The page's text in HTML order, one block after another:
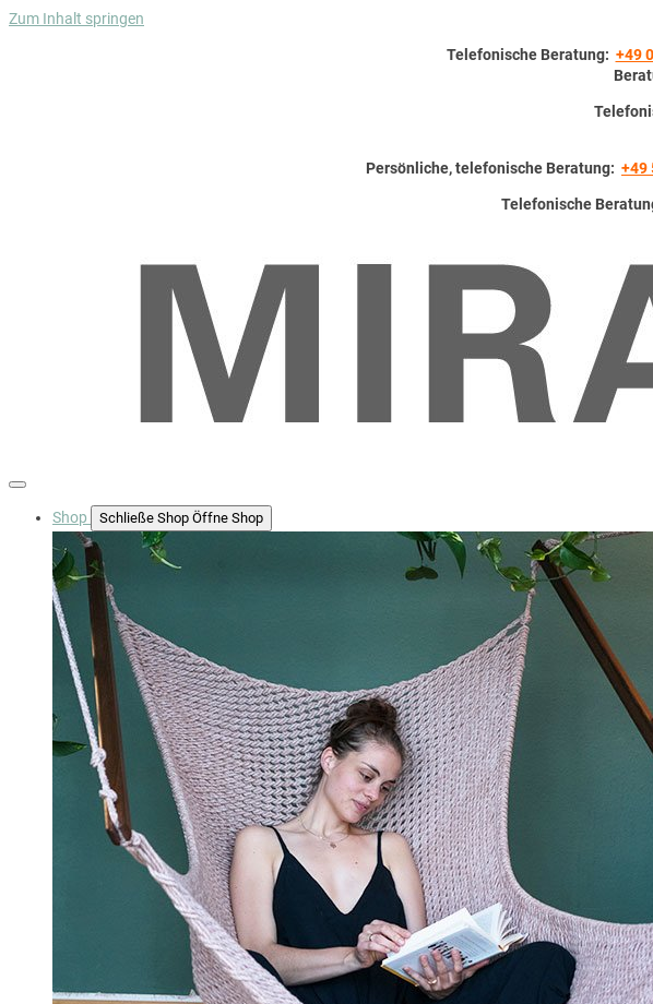
Zum Inhalt springen
Telefonische Beratung: +49
Persönliche, telefonische Beratung: +49
Telefonische
Shop Schließe Shop Öffne Shop